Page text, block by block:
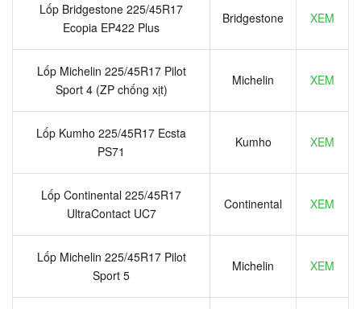
Lốp Bridgestone 225/45R17
Ecopia EP422 Plus
Bridgestone XEM
Lốp Michelin 225/45R17 Pilot
Sport 4 (ZP chống xịt)
Michelin XEM
Lốp Kumho 225/45R17 Ecsta
PS71
Kumho XEM
Lốp Continental 225/45R17
UltraContact UC7
Continental XEM
Lốp Michelin 225/45R17 Pilot
Sport 5
Michelin XEM